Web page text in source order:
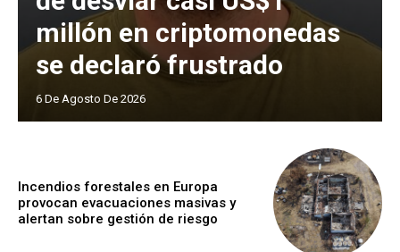
millón en criptomonedas
se declaró frustrado
6 De Agosto De 2026
Incendios forestales en Europa
provocan evacuaciones masivas y
alertan sobre gestión de riesgo